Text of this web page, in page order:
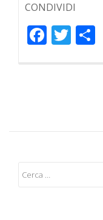
CONDIVIDI
FacebookTwitter